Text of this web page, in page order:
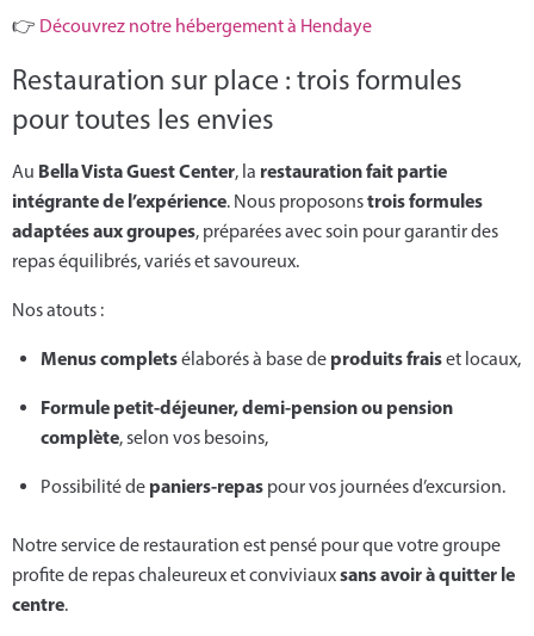
👉 Découvrez notre hébergement à Hendaye
Restauration sur place : trois formules
pour toutes les envies
Au Bella Vista Guest Center, la restauration fait partie
intégrante de l’expérience. Nous proposonstrois formules
adaptées aux groupes, préparées avec soin pour garantir des
repas équilibrés, variés et savoureux.
Nos atouts :
Menus completsélaborés à base de produits fraiset locaux,
Formule petit-déjeuner, demi-pension ou pension
complète, selon vos besoins,
Possibilité de paniers-repas pour vos journées d’excursion.
Notre service de restauration est pensé pour que votre groupe
profite de repas chaleureux et conviviauxsans avoir à quitter le
centre.